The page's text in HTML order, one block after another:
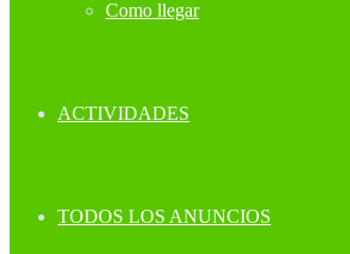
Como llegar
ACTIVIDADES
TODOS LOS ANUNCIOS